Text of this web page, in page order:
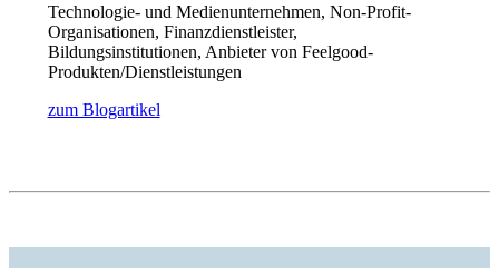
Technologie- und Medienunternehmen, Non-Profit-
Organisationen, Finanzdienstleister,
Bildungsinstitutionen, Anbieter von Feelgood-
Produkten/Dienstleistungen
zum Blogartikel